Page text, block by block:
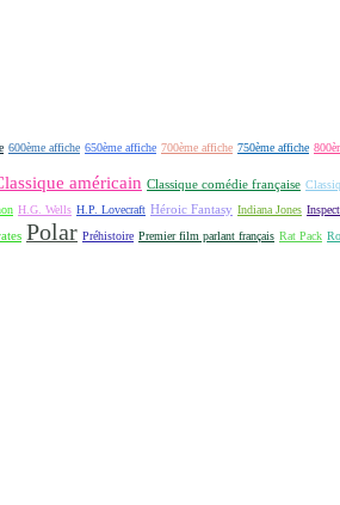
600ème affiche 650ème affiche 700ème affiche 750ème affiche
américain Classique comédie française
H.G. Wells H.P. Lovecraft Héroic Fantasy Indiana Jones
Polar Préhistoire Premier film parlant français Rat Pack